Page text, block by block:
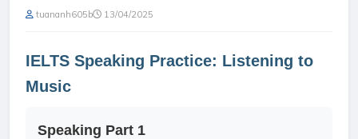
tuananh605b 13/04/2025
IELTS Speaking Practice: Listening to
Music
Speaking Part 1